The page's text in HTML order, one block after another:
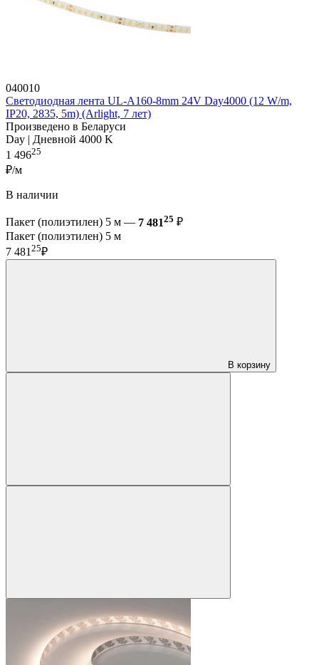
040010
Светодиодная лента UL-A160-8mm 24V Day4000 (12 W/m,
IP20, 2835, 5m) (Arlight, 7 лет)
Произведено в Беларуси
Day | Дневной 4000 K
1 49625
₽/м
В наличии
Пакет (полиэтилен) 5 м — 7 48125 ₽
Пакет (полиэтилен) 5 м
7 481 25₽
В корзину